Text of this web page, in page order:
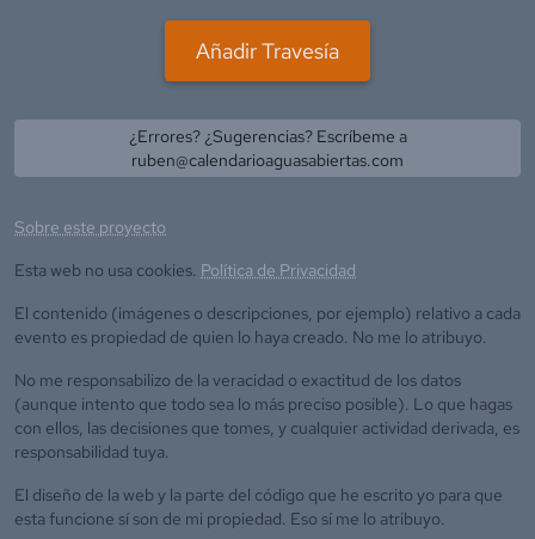
Añadir Travesía
¿Errores? ¿Sugerencias? Escríbeme a
ruben@calendarioaguasabiertas.com
Sobre este proyecto
Esta web no usa cookies. Política de Privacidad
El contenido (imágenes o descripciones, por ejemplo) relativo a cada
evento es propiedad de quien lo haya creado. No me lo atribuyo.
No me responsabilizo de la veracidad o exactitud de los datos
(aunque intento que todo sea lo más preciso posible). Lo que hagas
con ellos, las decisiones que tomes, y cualquier actividad derivada, es
responsabilidad tuya.
El diseño de la web y la parte del código que he escrito yo para que
esta funcione sí son de mi propiedad. Eso sí me lo atribuyo.